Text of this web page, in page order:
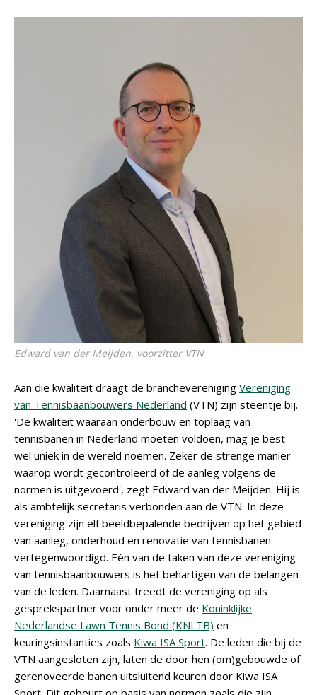
Edward van der Meijden, voorzitter VTN
Aan die kwaliteit draagt de branchevereniging Vereniging
van Tennisbaanbouwers Nederland (VTN) zijn steentje bij.
'De kwaliteit waaraan onderbouw en toplaag van
tennisbanen in Nederland moeten voldoen, mag je best
wel uniek in de wereld noemen. Zeker de strenge manier
waarop wordt gecontroleerd of de aanleg volgens de
normen is uitgevoerd', zegt Edward van der Meijden. Hij is
als ambtelijk secretaris verbonden aan de VTN. In deze
vereniging zijn elf beeldbepalende bedrijven op het gebied
van aanleg, onderhoud en renovatie van tennisbanen
vertegenwoordigd. Eén van de taken van deze vereniging
van tennisbaanbouwers is het behartigen van de belangen
van de leden. Daarnaast treedt de vereniging op als
gesprekspartner voor onder meer de Koninklijke
Nederlandse Lawn Tennis Bond (KNLTB) en
keuringsinstanties zoals Kiwa ISA Sport. De leden die bij de
VTN aangesloten zijn, laten de door hen (om)gebouwde of
gerenoveerde banen uitsluitend keuren door Kiwa ISA